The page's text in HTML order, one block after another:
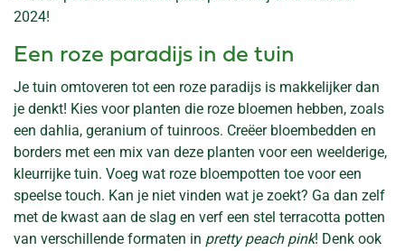
Een roze paradijs in de tuin
Je tuin omtoveren tot een roze paradijs is makkelijker dan
je denkt! Kies voor planten die roze bloemen hebben, zoals
een dahlia, geranium of tuinroos. Creëer bloembedden en
borders met een mix van deze planten voor een weelderige,
kleurrijke tuin. Voeg wat roze bloempotten toe voor een
speelse touch. Kan je niet vinden wat je zoekt? Ga dan zelf
met de kwast aan de slag en verf een stel terracotta potten
van verschillende formaten in pretty peach pink! Denk ook